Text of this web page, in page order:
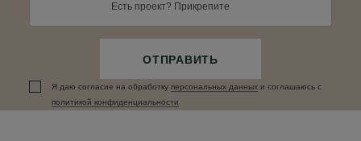
Есть проект? Прикрепите
ОТПРАВИТЬ
Я даю согласие на обработку персональных данныx и соглашаюсь c
политикой конфиденциальности